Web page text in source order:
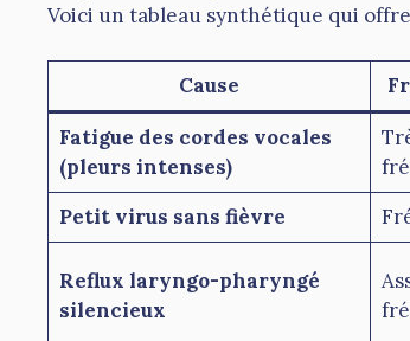
Voici un tableau synthétique qui
Cause
Fatigue des cordes vocales
(pleurs intenses)
Petit virus sans fièvre
Reflux laryngo-pharyngé
silencieux